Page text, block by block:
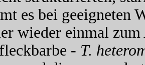
es bei geeigneten
wieder einmal
- T.